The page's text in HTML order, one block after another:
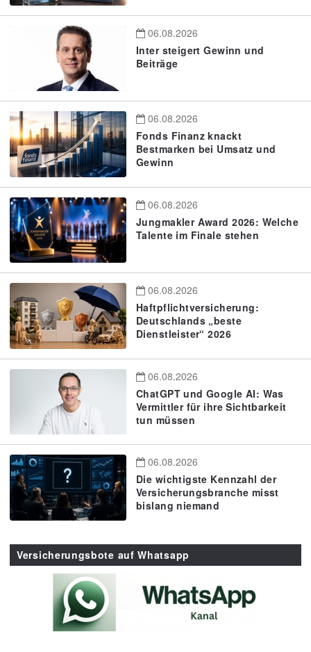
06.08.2026
Inter steigert Gewinn und
Beiträge
06.08.2026
Fonds Finanz knackt
Bestmarken bei Umsatz und
Gewinn
06.08.2026
Jungmakler Award 2026: Welche
Talente im Finale stehen
06.08.2026
Haftpflichtversicherung:
Deutschlands „beste
Dienstleister“ 2026
06.08.2026
ChatGPT und Google AI: Was
Vermittler für ihre Sichtbarkeit
tun müssen
06.08.2026
Die wichtigste Kennzahl der
Versicherungsbranche misst
bislang niemand
Versicherungsbote auf Whatsapp